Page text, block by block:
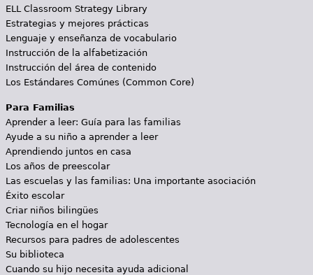
ELL Classroom Strategy Library
Estrategias y mejores prácticas
Lenguaje y enseñanza de vocabulario
Instrucción de la alfabetización
Instrucción del área de contenido
Los Estándares Comúnes (Common Core)
Para Familias
Aprender a leer: Guía para las familias
Ayude a su niño a aprender a leer
Aprendiendo juntos en casa
Los años de preescolar
Las escuelas y las familias: Una importante asociación
Éxito escolar
Criar niños bilingües
Tecnología en el hogar
Recursos para padres de adolescentes
Su biblioteca
Cuando su hijo necesita ayuda adicional